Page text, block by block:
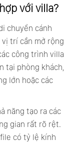
với villa?
chuyển cánh
trí cần mở rộng
công trình villa
tại phòng khách,
lớn hoặc các
năng tạo ra các
gian rất rõ rệt.
có tỷ lệ kính